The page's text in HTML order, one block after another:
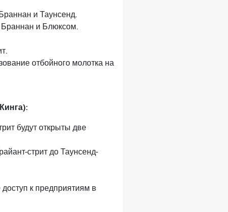
и Таунсенд.
и Блюксом.
отбойного молотка на
будут открыты две
стрит до Таунсенд-
к предприятиям в